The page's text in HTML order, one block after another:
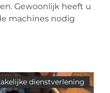
Gewoonlijk heeft u
machines nodig
dienstverlening